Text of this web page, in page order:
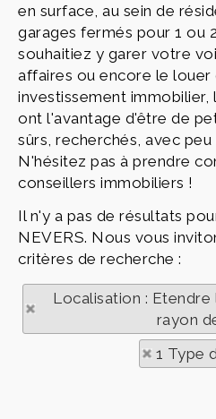
en surface, au sein de
garages fermés pour 1 ou
souhaitiez y garer votre
affaires ou encore le louer
investissement immobilier,
ont l'avantage d'être de
sûrs, recherchés, avec
N'hésitez pas à prendre
conseillers immobiliers !
Il n'y a pas de résultats
NEVERS. Nous vous
critères de recherche :
Localisation : Etendre
rayon
1 Type